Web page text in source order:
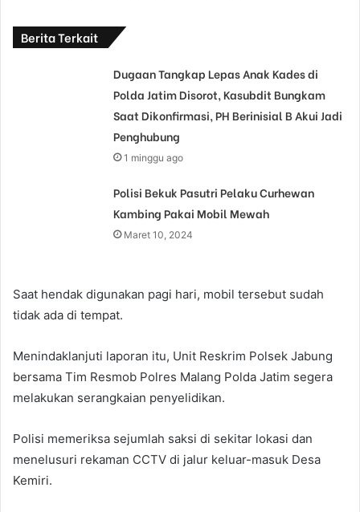
Berita Terkait
Dugaan Tangkap Lepas Anak Kades di
Polda Jatim Disorot, Kasubdit Bungkam
Saat Dikonfirmasi, PH Berinisial B Akui Jadi
Penghubung
1 minggu ago
Polisi Bekuk Pasutri Pelaku Curhewan
Kambing Pakai Mobil Mewah
Maret 10, 2024
Saat hendak digunakan pagi hari, mobil tersebut sudah
tidak ada di tempat.
Menindaklanjuti laporan itu, Unit Reskrim Polsek Jabung
bersama Tim Resmob Polres Malang Polda Jatim segera
melakukan serangkaian penyelidikan.
Polisi memeriksa sejumlah saksi di sekitar lokasi dan
menelusuri rekaman CCTV di jalur keluar-masuk Desa
Kemiri.